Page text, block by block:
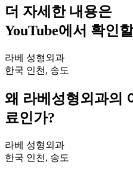
더 자세한 내용은
YouTube에서 확인
라베 성형외과
한국 인천, 송도
왜 라베성형외과의
료인가?
라베 성형외과
한국 인천, 송도